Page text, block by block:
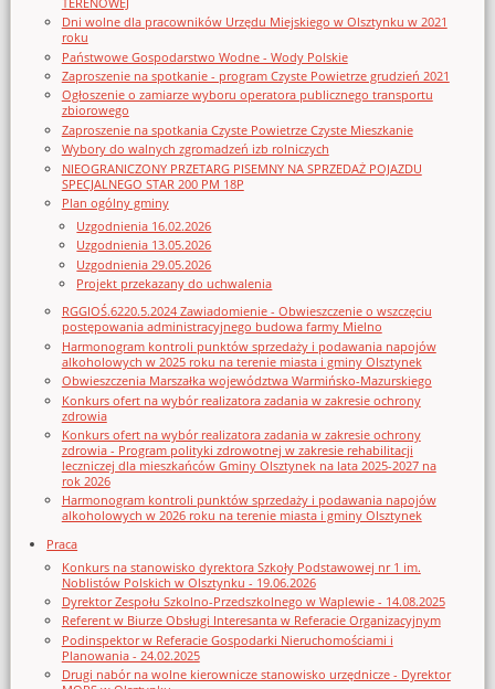
Dni wolne dla pracowników Urzędu Miejskiego w Olsztynku w 2021
roku
Państwowe Gospodarstwo Wodne - Wody Polskie
Zaproszenie na spotkanie - program Czyste Powietrze grudzień 2021
Ogłoszenie o zamiarze wyboru operatora publicznego transportu
zbiorowego
Zaproszenie na spotkania Czyste Powietrze Czyste Mieszkanie
Wybory do walnych zgromadzeń izb rolniczych
NIEOGRANICZONY PRZETARG PISEMNY NA SPRZEDAŻ POJAZDU
SPECJALNEGO STAR 200 PM 18P
Plan ogólny gminy
Uzgodnienia 16.02.2026
Uzgodnienia 13.05.2026
Uzgodnienia 29.05.2026
Projekt przekazany do uchwalenia
RGGIOŚ.6220.5.2024 Zawiadomienie - Obwieszczenie o wszczęciu
postępowania administracyjnego budowa farmy Mielno
Harmonogram kontroli punktów sprzedaży i podawania napojów
alkoholowych w 2025 roku na terenie miasta i gminy Olsztynek
Obwieszczenia Marszałka województwa Warmińsko-Mazurskiego
Konkurs ofert na wybór realizatora zadania w zakresie ochrony
zdrowia
Konkurs ofert na wybór realizatora zadania w zakresie ochrony
zdrowia - Program polityki zdrowotnej w zakresie rehabilitacji
leczniczej dla mieszkańców Gminy Olsztynek na lata 2025-2027 na
rok 2026
Harmonogram kontroli punktów sprzedaży i podawania napojów
alkoholowych w 2026 roku na terenie miasta i gminy Olsztynek
Praca
Konkurs na stanowisko dyrektora Szkoły Podstawowej nr 1 im.
Noblistów Polskich w Olsztynku - 19.06.2026
Dyrektor Zespołu Szkolno-Przedszkolnego w Waplewie - 14.08.2025
Referent w Biurze Obsługi Interesanta w Referacie Organizacyjnym
Podinspektor w Referacie Gospodarki Nieruchomościami i
Planowania - 24.02.2025
Drugi nabór na wolne kierownicze stanowisko urzędnicze - Dyrektor